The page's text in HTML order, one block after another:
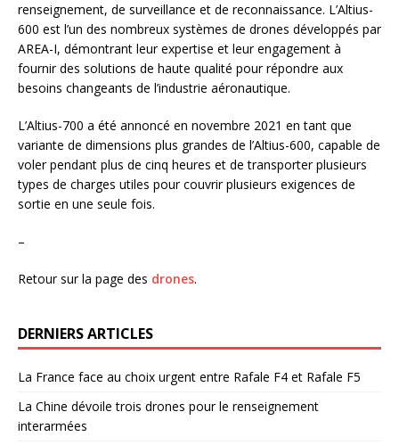
renseignement, de surveillance et de reconnaissance. L’Altius-
600 est l’un des nombreux systèmes de drones développés par
AREA-I, démontrant leur expertise et leur engagement à
fournir des solutions de haute qualité pour répondre aux
besoins changeants de l’industrie aéronautique.
L’Altius-700 a été annoncé en novembre 2021 en tant que
variante de dimensions plus grandes de l’Altius-600, capable de
voler pendant plus de cinq heures et de transporter plusieurs
types de charges utiles pour couvrir plusieurs exigences de
sortie en une seule fois.
–
Retour sur la page des drones.
DERNIERS ARTICLES
La France face au choix urgent entre Rafale F4 et Rafale F5
La Chine dévoile trois drones pour le renseignement
interarmées